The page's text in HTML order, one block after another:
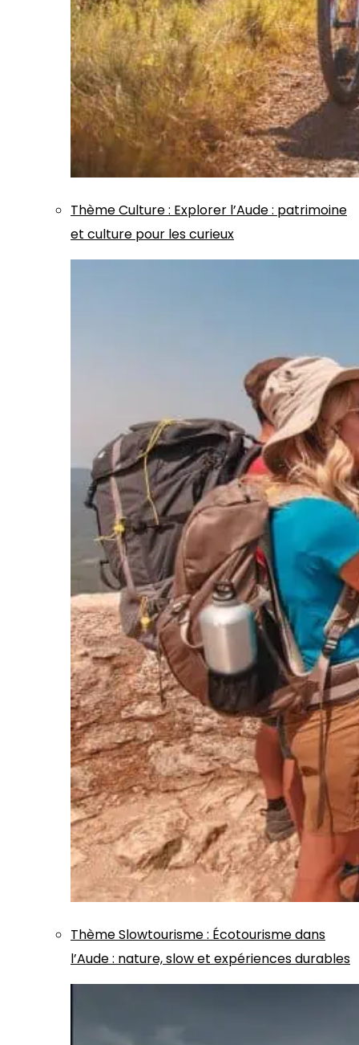
ThèmeCulture: Explorer l’Aude : patrimoine
et culture pour les curieux
ThèmeSlowtourisme: Écotourisme dans
l’Aude : nature, slow et expériences durables